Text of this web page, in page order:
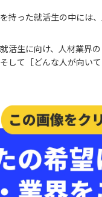
持った就活生の中には
活生に向け、人材業界
して［どんな人が向い